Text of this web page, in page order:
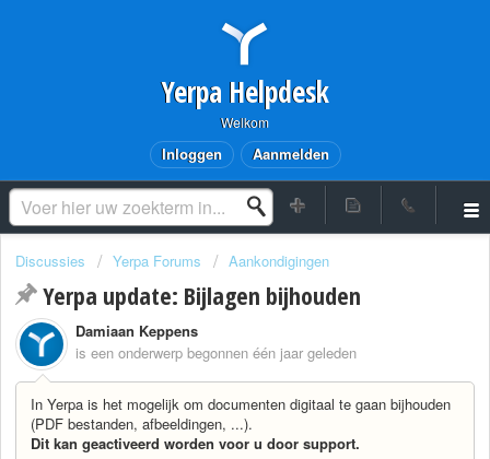
Yerpa Helpdesk
Welkom
Inloggen Aanmelden
Discussies Yerpa Forums Aankondigingen
Yerpa update: Bijlagen bijhouden
Damiaan Keppens
is een onderwerp begonnen één jaar geleden
In Yerpa is het mogelijk om documenten digitaal te gaan bijhouden
(PDF bestanden, afbeeldingen, ...).
Dit kan geactiveerd worden voor u door support.